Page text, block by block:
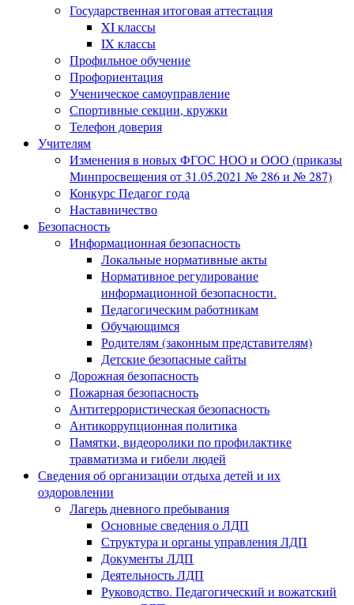
Государственная итоговая аттестация
XI классы
IX классы
Профильное обучение
Профориентация
Ученическое самоуправление
Спортивные секции, кружки
Телефон доверия
Учителям
Изменения в новых ФГОС НОО и ООО (приказы
Минпросвещения от 31.05.2021 № 286 и № 287)
Конкурс Педагог года
Наставничество
Безопасность
Информационная безопасность
Локальные нормативные акты
Нормативное регулирование
информационной безопасности.
Педагогическим работникам
Обучающимся
Родителям (законным представителям)
Детские безопасные сайты
Дорожная безопасность
Пожарная безопасность
Антитеррористическая безопасность
Антикоррупционная политика
Памятки, видеоролики по профилактике
травматизма и гибели людей
Сведения об организации отдыха детей и их
оздоровлении
Лагерь дневного пребывания
Основные сведения о ЛДП
Структура и органы управления ЛДП
Документы ЛДП
Деятельность ЛДП
Руководство. Педагогический и вожатский